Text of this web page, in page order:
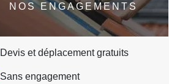
NOS ENGAGEMENTS
Devis et déplacement gratuits
Sans engagement